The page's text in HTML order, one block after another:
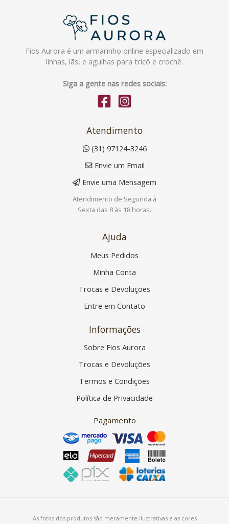
Fios Aurora é um armarinho online especializado em
linhas, lãs, e agulhas para tricô e crochê.
Siga a gente nas redes sociais:
Atendimento
(31) 97124-3246
Envie um Email
Envie uma Mensagem
Atendimento de Segunda à
Sexta das 8 às 18 horas.
Ajuda
Meus Pedidos
Minha Conta
Trocas e Devoluções
Entre em Contato
Informações
Sobre Fios Aurora
Trocas e Devoluções
Termos e Condições
Política de Privacidade
Pagamento
As fotos dos produtos são meramente ilustrativas e as cores